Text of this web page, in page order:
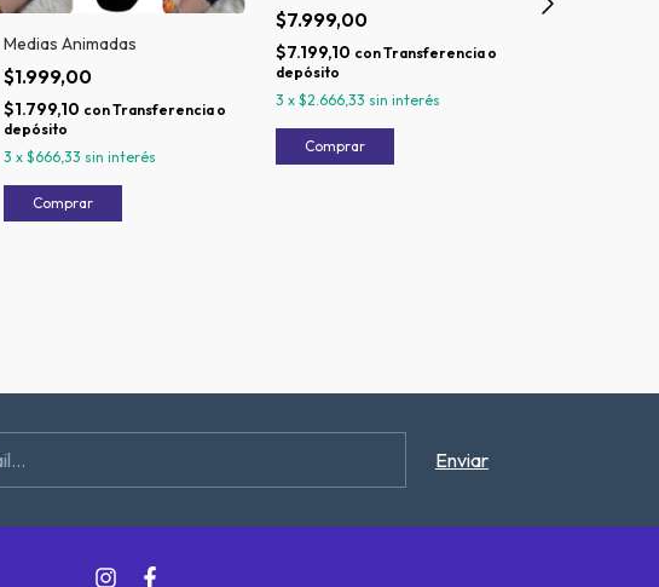
Medias Animadas
$1.999,00
$1.799,10 conTransferencia o
depósito
3 x $666,33 sin interés
$7.999,00
$7.199,10 conTransferencia o
depósito
3 x $2.666,33 sin interés